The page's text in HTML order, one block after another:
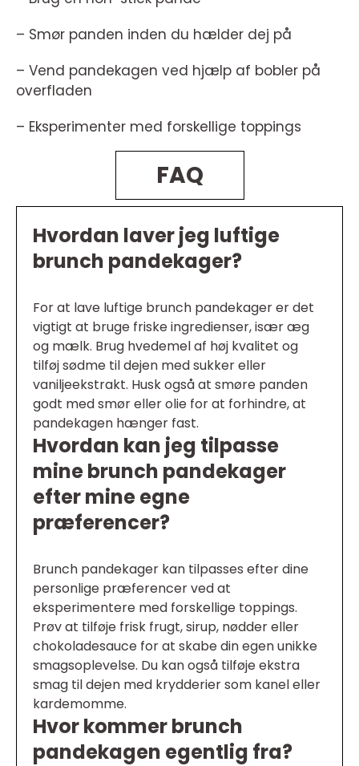
– Smør panden inden du hælder dej på
– Vend pandekagen ved hjælp af bobler på
overfladen
– Eksperimenter med forskellige toppings
FAQ
Hvordan laver jeg luftige
brunch pandekager?
For at lave luftige brunch pandekager er det
vigtigt at bruge friske ingredienser, især æg
og mælk. Brug hvedemel af høj kvalitet og
tilføj sødme til dejen med sukker eller
vaniljeekstrakt. Husk også at smøre panden
godt med smør eller olie for at forhindre, at
pandekagen hænger fast.
Hvordan kan jeg tilpasse
mine brunch pandekager
efter mine egne
præferencer?
Brunch pandekager kan tilpasses efter dine
personlige præferencer ved at
eksperimentere med forskellige toppings.
Prøv at tilføje frisk frugt, sirup, nødder eller
chokoladesauce for at skabe din egen unikke
smagsoplevelse. Du kan også tilføje ekstra
smag til dejen med krydderier som kanel eller
kardemomme.
Hvor kommer brunch
pandekagen egentlig fra?